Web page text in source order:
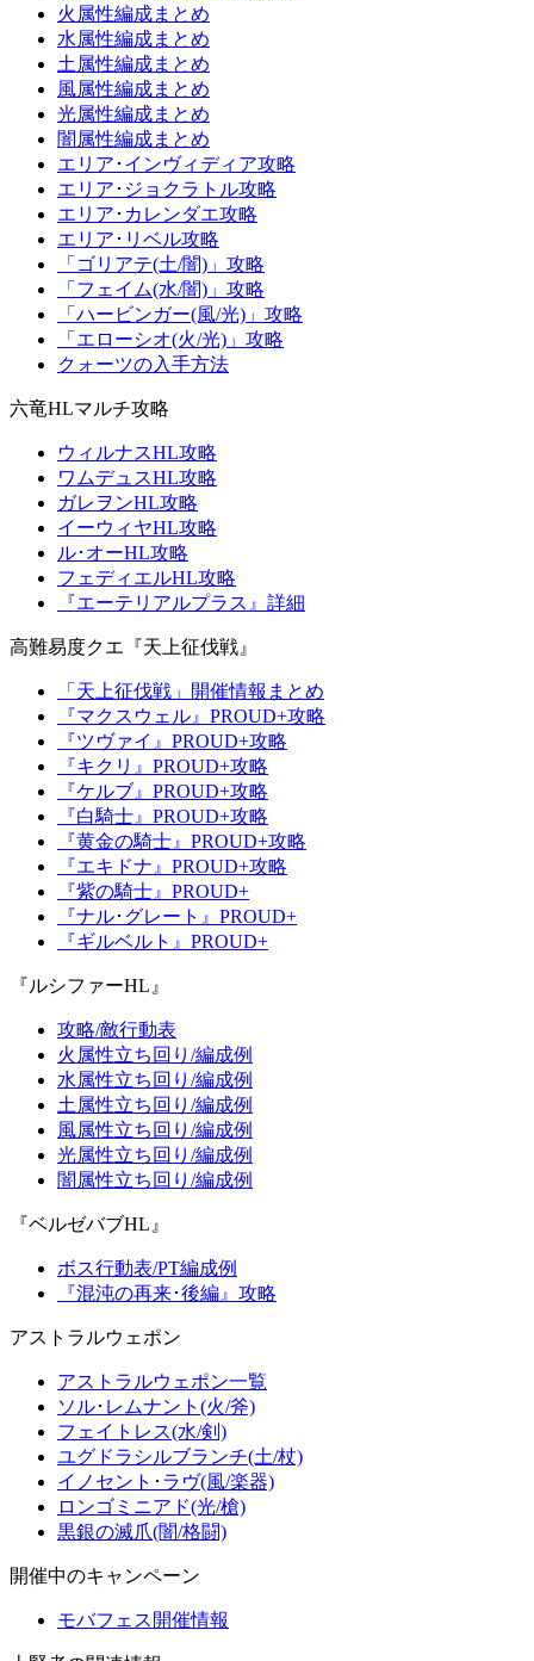
火属性編成まとめ
水属性編成まとめ
土属性編成まとめ
風属性編成まとめ
光属性編成まとめ
闇属性編成まとめ
エリア･インヴィディア攻略
エリア･ジョクラトル攻略
エリア･カレンダエ攻略
エリア･リベル攻略
「ゴリアテ(土/闇)」攻略
「フェイム(水/闇)」攻略
「ハービンガー(風/光)」攻略
「エローシオ(火/光)」攻略
クォーツの入手方法
六竜HLマルチ攻略
ウィルナスHL攻略
ワムデュスHL攻略
ガレヲンHL攻略
イーウィヤHL攻略
ル･オーHL攻略
フェディエルHL攻略
『エーテリアルプラス』詳細
高難易度クエ『天上征伐戦』
「天上征伐戦」開催情報まとめ
『マクスウェル』PROUD+攻略
『ツヴァイ』PROUD+攻略
『キクリ』PROUD+攻略
『ケルブ』PROUD+攻略
『白騎士』PROUD+攻略
『黄金の騎士』PROUD+攻略
『エキドナ』PROUD+攻略
『紫の騎士』PROUD+
『ナル･グレート』PROUD+
『ギルベルト』PROUD+
『ルシファーHL』
攻略/敵行動表
火属性立ち回り/編成例
水属性立ち回り/編成例
土属性立ち回り/編成例
風属性立ち回り/編成例
光属性立ち回り/編成例
闇属性立ち回り/編成例
『ベルゼバブHL』
ボス行動表/PT編成例
『混沌の再来･後編』攻略
アストラルウェポン
アストラルウェポン一覧
ソル･レムナント(火/斧)
フェイトレス(水/剣)
ユグドラシルブランチ(土/杖)
イノセント･ラヴ(風/楽器)
ロンゴミニアド(光/槍)
黒銀の滅爪(闇/格闘)
開催中のキャンペーン
モバフェス開催情報